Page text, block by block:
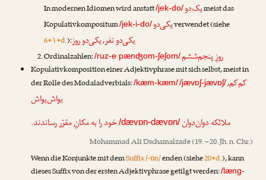
In modernen Idiomen wird anstatt/jek-do/یک‌دوmeist das
Kopulativkompositum/jek-i-do/یکی‌دوverwendet (siehe
6•۱•d.): یکی‌دو نفر,یکی‌دو روز
Ordinalzahlen:/ruz-e pænʤom-ʃeʃom/روزِ پنجم‌ششم
Kopulativkomposition einer Adjektivphrase mit sich selbst, meist in
der Rolle des Modaladverbials:/kæm-kæm/ کم‌کم,
/jævɒʃ-jævɒʃ/
یواش‌یواش
ملائکهدوان‌دوان/dævɒn-dævɒn/خود را به مکانِ مقرّر رساندند.
Mohammad Ali Dschamalzade(19. – 20. Jh. n. Chr.)
Wenn die Konjunkte mit demSuffix /-ɒn/enden (siehe20•d.), kann
dieses Suffix von der ersten Adjektivphrase getilgt werden:/læng-